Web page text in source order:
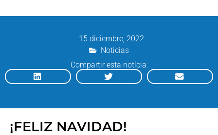
15 diciembre, 2022
Noticias
Compartir esta notícia:
¡FELIZ NAVIDAD!